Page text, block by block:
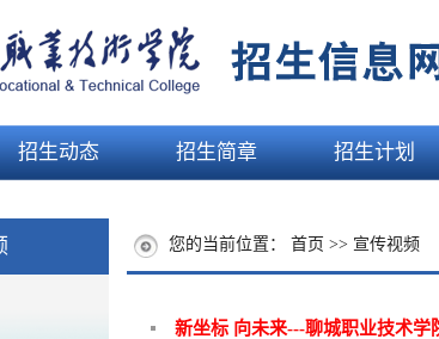
招生动态 招生简章 招生计划
您的当前位置： 首页 >> 宣传视频
新坐标 向未来---聊城职业技术学